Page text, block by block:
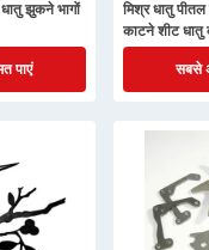
झुकने भागों
पाएं
मिश्र धातु
काटने शीट धातु
सबसे